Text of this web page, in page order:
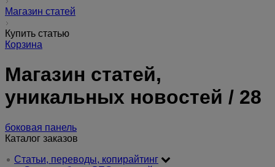
Магазин статей
Купить статью
Корзина
Магазин статей,
уникальных новостей / 28
боковая панель
Каталог заказов
Статьи, переводы, копирайтинг